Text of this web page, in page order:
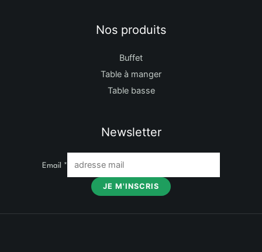
Nos produits
Buffet
Table à manger
Table basse
Newsletter
Email *
JE M'INSCRIS